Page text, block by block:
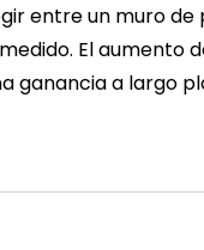
entre un muro de
El aumento
ganancia a largo